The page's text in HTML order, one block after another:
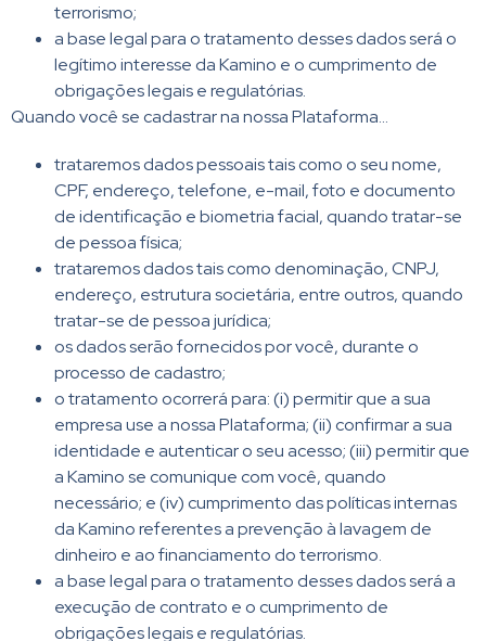
terrorismo;
a base legal para o tratamento desses dados será o
legítimo interesse da Kamino e o cumprimento de
obrigações legais e regulatórias.
Quando você se cadastrar na nossa Plataforma…
trataremos dados pessoais tais como o seu nome,
CPF, endereço, telefone, e-mail, foto e documento
de identificação e biometria facial, quando tratar-se
de pessoa física;
trataremos dados tais como denominação, CNPJ,
endereço, estrutura societária, entre outros, quando
tratar-se de pessoa jurídica;
os dados serão fornecidos por você, durante o
processo de cadastro;
o tratamento ocorrerá para: (i) permitir que a sua
empresa use a nossa Plataforma; (ii) confirmar a sua
identidade e autenticar o seu acesso; (iii) permitir que
a Kamino se comunique com você, quando
necessário; e (iv) cumprimento das políticas internas
da Kamino referentes a prevenção à lavagem de
dinheiro e ao financiamento do terrorismo.
a base legal para o tratamento desses dados será a
execução de contrato e o cumprimento de
obrigações legais e regulatórias.